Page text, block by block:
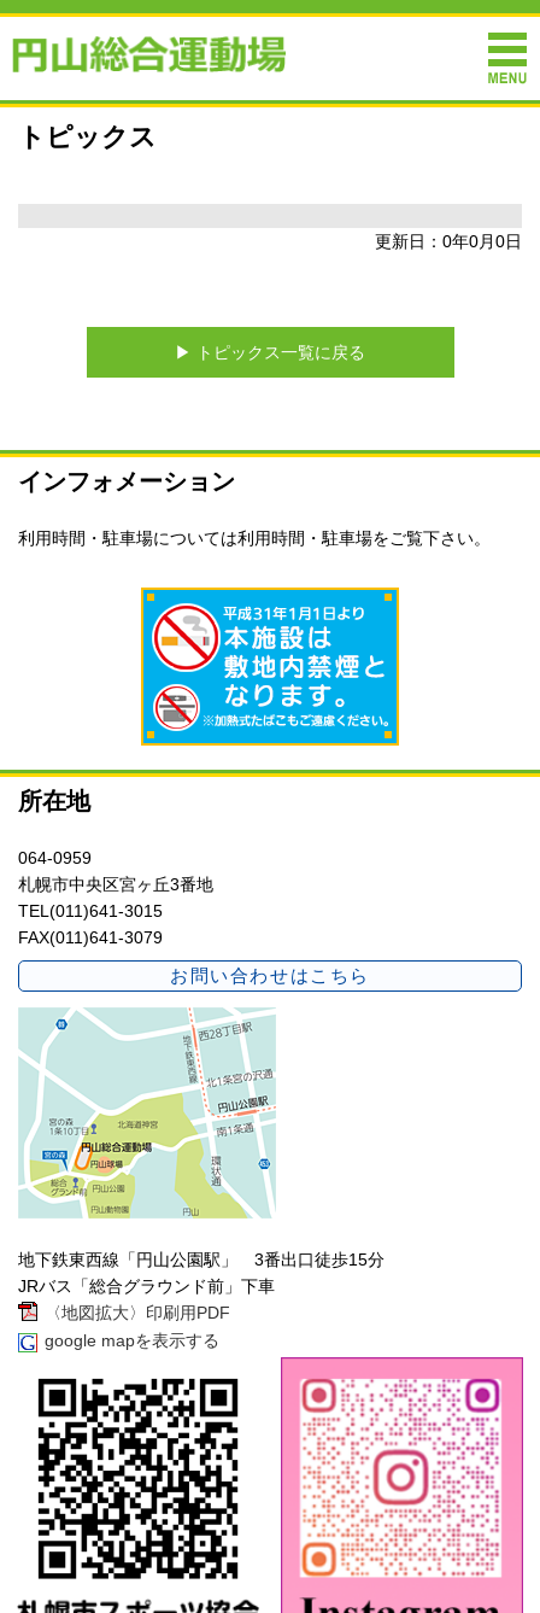
トピックス
更新日：0年0月0日
▶︎ トピックス一覧に戻る
インフォメーション
利用時間・駐車場については利用時間・駐車場をご覧下さい。
所在地
064-0959
札幌市中央区宮ヶ丘3番地
TEL(011)641-3015
FAX(011)641-3079
お問い合わせはこちら
地下鉄東西線「円山公園駅」 3番出口徒歩15分
JRバス「総合グラウンド前」下車
〈地図拡大〉印刷用PDF
google mapを表示する